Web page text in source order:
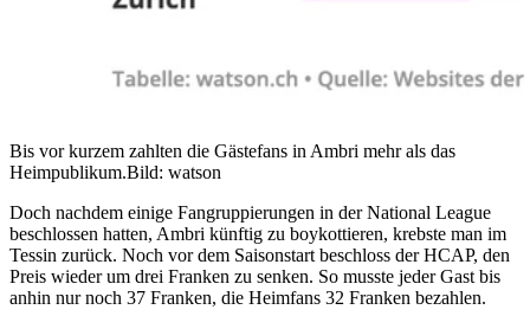
Bis vor kurzem zahlten die Gästefans in Ambri mehr als das
Heimpublikum.Bild: watson
Doch nachdem einige Fangruppierungen in der National League
beschlossen hatten, Ambri künftig zu boykottieren, krebste man im
Tessin zurück. Noch vor dem Saisonstart beschloss der HCAP, den
Preis wieder um drei Franken zu senken. So musste jeder Gast bis
anhin nur noch 37 Franken, die Heimfans 32 Franken bezahlen.